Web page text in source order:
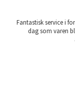
Fantastisk service i
dag som varen